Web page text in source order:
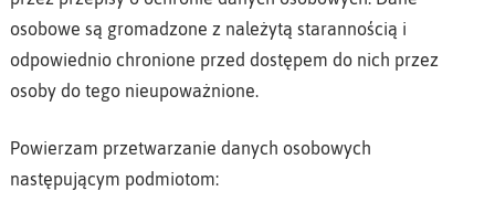
osobowe są gromadzone z należytą starannością i
odpowiednio chronione przed dostępem do nich przez
osoby do tego nieupoważnione.
Powierzam przetwarzanie danych osobowych
następującym podmiotom: